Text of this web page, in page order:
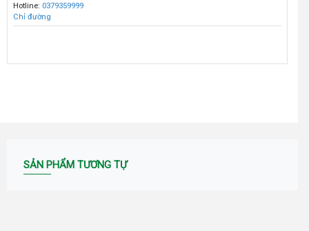
Hotline: 0379359999
Chỉ đường
SẢN PHẨM TƯƠNG TỰ